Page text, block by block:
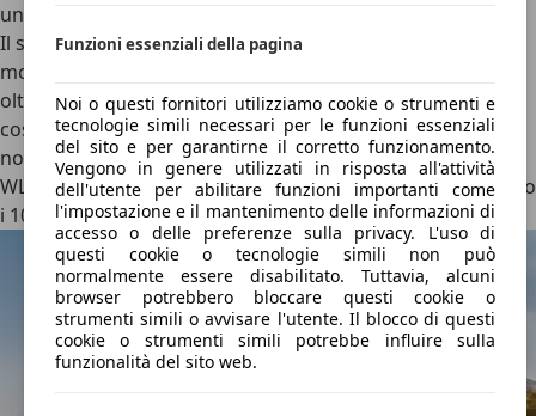
Funzioni essenziali della pagina
Noi o questi fornitori utilizziamo cookie o strumenti e
tecnologie simili necessari per le funzioni essenziali
del sito e per garantirne il corretto funzionamento.
Vengono in genere utilizzati in risposta all'attività
dell'utente per abilitare funzioni importanti come
l'impostazione e il mantenimento delle informazioni di
accesso o delle preferenze sulla privacy. L'uso di
questi cookie o tecnologie simili non può
normalmente essere disabilitato. Tuttavia, alcuni
browser potrebbero bloccare questi cookie o
strumenti simili o avvisare l'utente. Il blocco di questi
cookie o strumenti simili potrebbe influire sulla
funzionalità del sito web.
un’auto di questo tipo (e di questo prezzo).
Il sistema ibrido Plug-Inaccoppia il tre cilindri con un
motore elettrico, per una potenza di
oltre 2.000 kg, che si sente tra le curve e con consumi non
così contenuti. Il sistema, poi, può contare su una batteria
non enorme, da12,2 kWh, che consente un’autonomia
WLTP di 61 km: quasi tutte le rivali si avvicinano o superano
i 100 km.